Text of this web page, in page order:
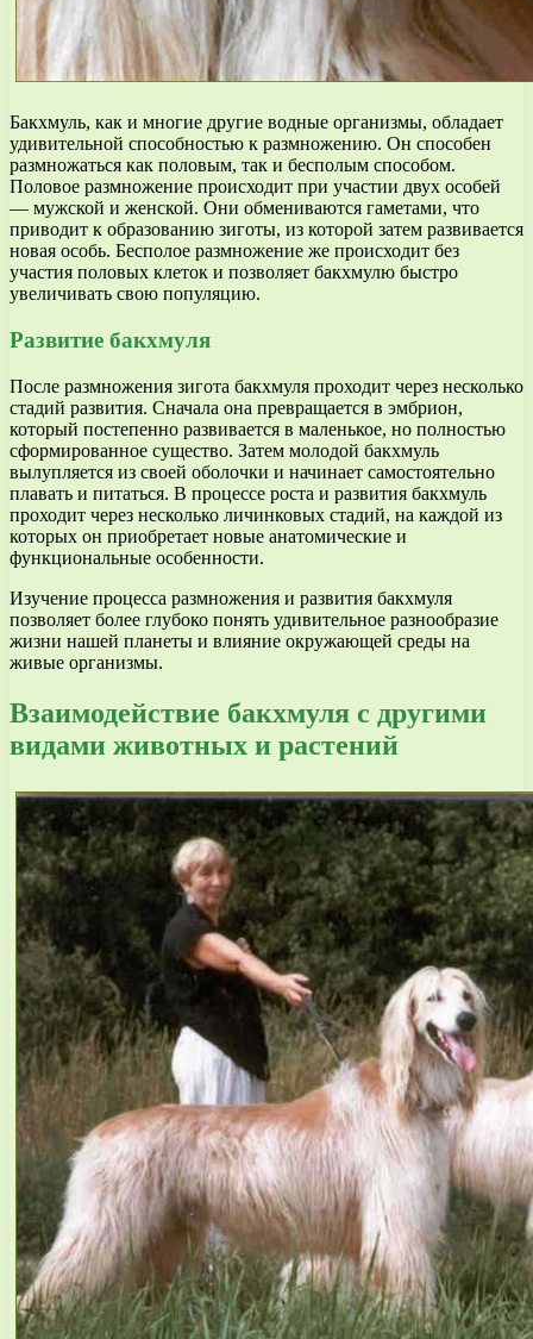
Бакхмуль, как и многие другие водные организмы, обладает
удивительной способностью к размножению. Он способен
размножаться как половым, так и бесполым способом.
Половое размножение происходит при участии двух особей
— мужской и женской. Они обмениваются гаметами, что
приводит к образованию зиготы, из которой затем развивается
новая особь. Бесполое размножение же происходит без
участия половых клеток и позволяет бакхмулю быстро
увеличивать свою популяцию.
Развитие бакхмуля
После размножения зигота бакхмуля проходит через несколько
стадий развития. Сначала она превращается в эмбрион,
который постепенно развивается в маленькое, но полностью
сформированное существо. Затем молодой бакхмуль
вылупляется из своей оболочки и начинает самостоятельно
плавать и питаться. В процессе роста и развития бакхмуль
проходит через несколько личинковых стадий, на каждой из
которых он приобретает новые анатомические и
функциональные особенности.
Изучение процесса размножения и развития бакхмуля
позволяет более глубоко понять удивительное разнообразие
жизни нашей планеты и влияние окружающей среды на
живые организмы.
Взаимодействие бакхмуля с другими
видами животных и растений